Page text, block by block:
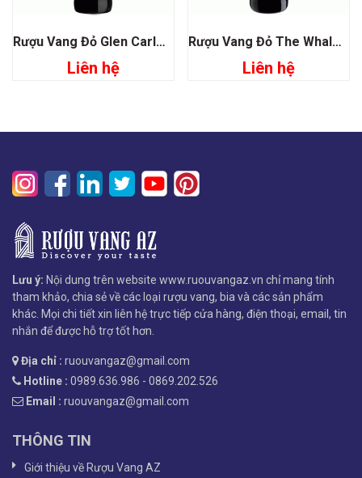
Rượu Vang Đỏ Glen Carlou Cabernet Sauvignon
Liên hệ
Rượu Vang Đỏ The Whale Caller Shiraz Cabernet Sauvignon
Liên hệ
Lưu ý: Nội dung trên website www.ruouvangaz.vn chỉ mang tính
tham khảo, chia sẻ về các loại rượu vang, bia và các sản phẩm
khác. Mọi chi tiết xin liên hệ trực tiếp cửa hàng, điện thoại, email, tin
nhắn để được hỗ trợ tốt hơn.
Địa chỉ : ruouvangaz@gmail.com
Hotline : 0989.636.986 - 0869.202.526
Email : ruouvangaz@gmail.com
THÔNG TIN
Giới thiệu về Rượu Vang AZ